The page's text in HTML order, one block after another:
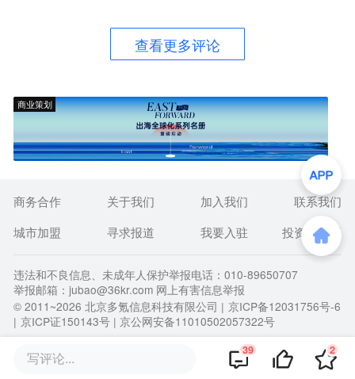
查看更多评论
商业策划
写评论... 39 2
商务合作 关于我们 加入我们
联系我们
城市加盟
寻求报道 我要入驻 投资者关系
违法和不良信息、未成年人保护举报电话：010-89650707
举报邮箱：jubao@36kr.com 网上有害信息举报
© 2011~2026 北京多氪信息科技有限公司 | 京ICP备12031756号-6
| 京ICP证150143号 | 京公网安备11010502057322号